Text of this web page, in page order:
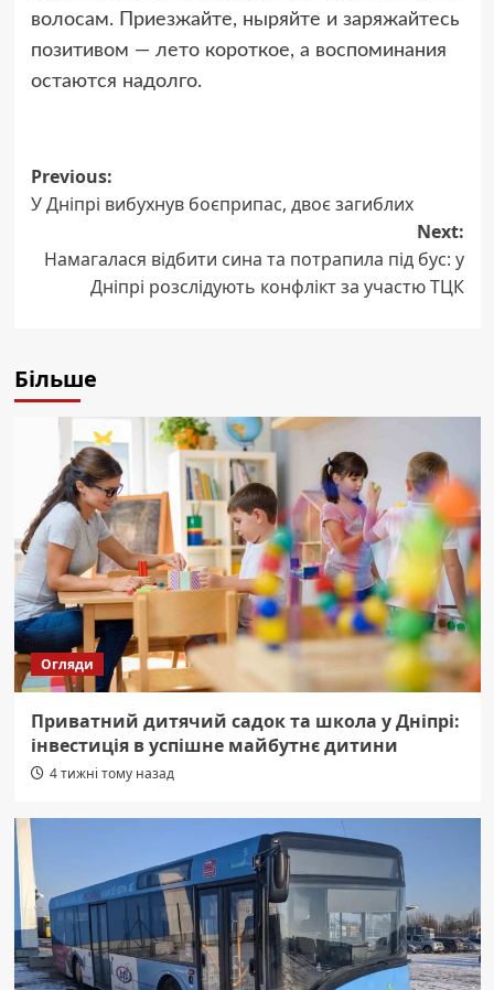
волосам. Приезжайте, ныряйте и заряжайтесь
позитивом — лето короткое, а воспоминания
остаются надолго.
Post
navigation
Previous:
У Дніпрі вибухнув боєприпас, двоє загиблих
Next:
Намагалася відбити сина та потрапила під бус: у
Дніпрі розслідують конфлікт за участю ТЦК
Більше
Огляди
Приватний дитячий садок та школа у Дніпрі:
інвестиція в успішне майбутнє дитини
4 тижні тому назад